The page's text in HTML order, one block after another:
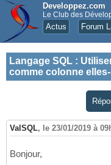
Developpez.com
Le Club des
Actus Forum
Langage SQL :
comme colonne
ValSQL, le 23/01/2019 à
Bonjour,